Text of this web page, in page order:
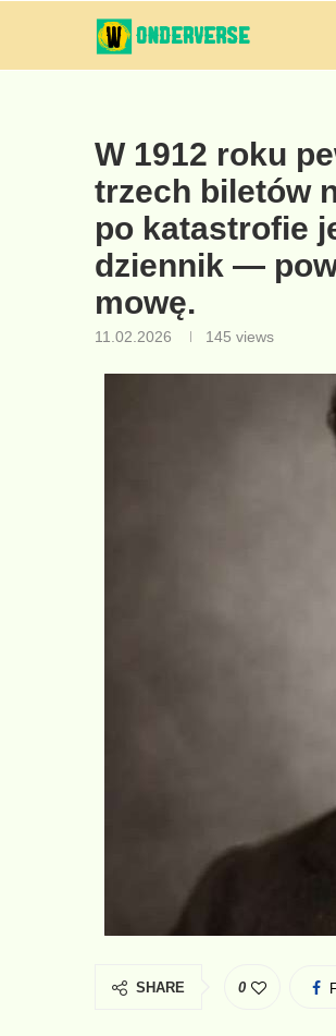
W 1912 roku
trzech biletów
po katastrofie
dziennik —
mowę.
11.02.2026 145 views
SHARE 0